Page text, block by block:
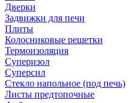
Дверки
Задвижки для печи
Плиты
Колосниковые решетки
Термоизоляция
Суперизол
Суперсил
Стекло напольное (под печь)
Листы предтопочные